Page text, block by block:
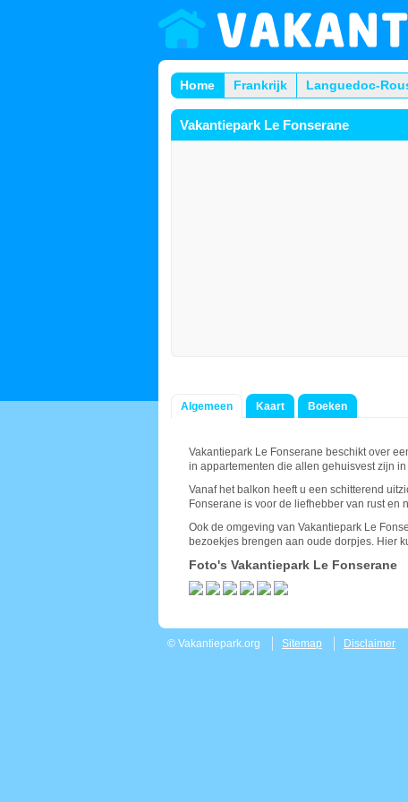
Home Frankrijk Languedoc-
Vakantiepark Le Fonserane
Algemeen Kaart Boeken
Vakantiepark Le Fonserane beschikt over
in appartementen die allen gehuisvest zijn
Vanaf het balkon heeft u een schitterend
Fonserane is voor de liefhebber van rust en
Ook de omgeving van Vakantiepark Le
bezoekjes brengen aan oude dorpjes. Hier
Foto's Vakantiepark Le Fonserane
© Vakantiepark.org Sitemap Disclaimer